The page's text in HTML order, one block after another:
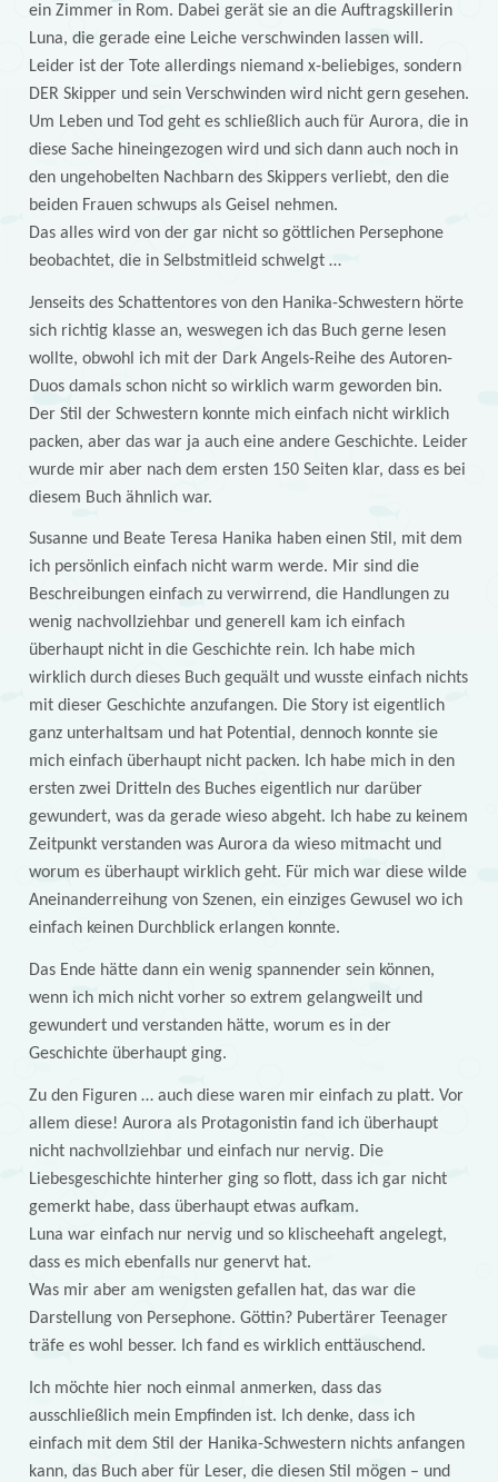
ein Zimmer in Rom. Dabei gerät sie an die Auftragskillerin
Luna, die gerade eine Leiche verschwinden lassen will.
Leider ist der Tote allerdings niemand x-beliebiges, sondern
DER Skipper und sein Verschwinden wird nicht gern gesehen.
Um Leben und Tod geht es schließlich auch für Aurora, die in
diese Sache hineingezogen wird und sich dann auch noch in
den ungehobelten Nachbarn des Skippers verliebt, den die
beiden Frauen schwups als Geisel nehmen.
Das alles wird von der gar nicht so göttlichen Persephone
beobachtet, die in Selbstmitleid schwelgt …
Jenseits des Schattentores von den Hanika-Schwestern hörte
sich richtig klasse an, weswegen ich das Buch gerne lesen
wollte, obwohl ich mit der Dark Angels-Reihe des Autoren-
Duos damals schon nicht so wirklich warm geworden bin.
Der Stil der Schwestern konnte mich einfach nicht wirklich
packen, aber das war ja auch eine andere Geschichte. Leider
wurde mir aber nach dem ersten 150 Seiten klar, dass es bei
diesem Buch ähnlich war.
Susanne und Beate Teresa Hanika haben einen Stil, mit dem
ich persönlich einfach nicht warm werde. Mir sind die
Beschreibungen einfach zu verwirrend, die Handlungen zu
wenig nachvollziehbar und generell kam ich einfach
überhaupt nicht in die Geschichte rein. Ich habe mich
wirklich durch dieses Buch gequält und wusste einfach nichts
mit dieser Geschichte anzufangen. Die Story ist eigentlich
ganz unterhaltsam und hat Potential, dennoch konnte sie
mich einfach überhaupt nicht packen. Ich habe mich in den
ersten zwei Dritteln des Buches eigentlich nur darüber
gewundert, was da gerade wieso abgeht. Ich habe zu keinem
Zeitpunkt verstanden was Aurora da wieso mitmacht und
worum es überhaupt wirklich geht. Für mich war diese wilde
Aneinanderreihung von Szenen, ein einziges Gewusel wo ich
einfach keinen Durchblick erlangen konnte.
Das Ende hätte dann ein wenig spannender sein können,
wenn ich mich nicht vorher so extrem gelangweilt und
gewundert und verstanden hätte, worum es in der
Geschichte überhaupt ging.
Zu den Figuren … auch diese waren mir einfach zu platt. Vor
allem diese! Aurora als Protagonistin fand ich überhaupt
nicht nachvollziehbar und einfach nur nervig. Die
Liebesgeschichte hinterher ging so flott, dass ich gar nicht
gemerkt habe, dass überhaupt etwas aufkam.
Luna war einfach nur nervig und so klischeehaft angelegt,
dass es mich ebenfalls nur genervt hat.
Was mir aber am wenigsten gefallen hat, das war die
Darstellung von Persephone. Göttin? Pubertärer Teenager
träfe es wohl besser. Ich fand es wirklich enttäuschend.
Ich möchte hier noch einmal anmerken, dass das
ausschließlich mein Empfinden ist. Ich denke, dass ich
einfach mit dem Stil der Hanika-Schwestern nichts anfangen
kann, das Buch aber für Leser, die diesen Stil mögen – und